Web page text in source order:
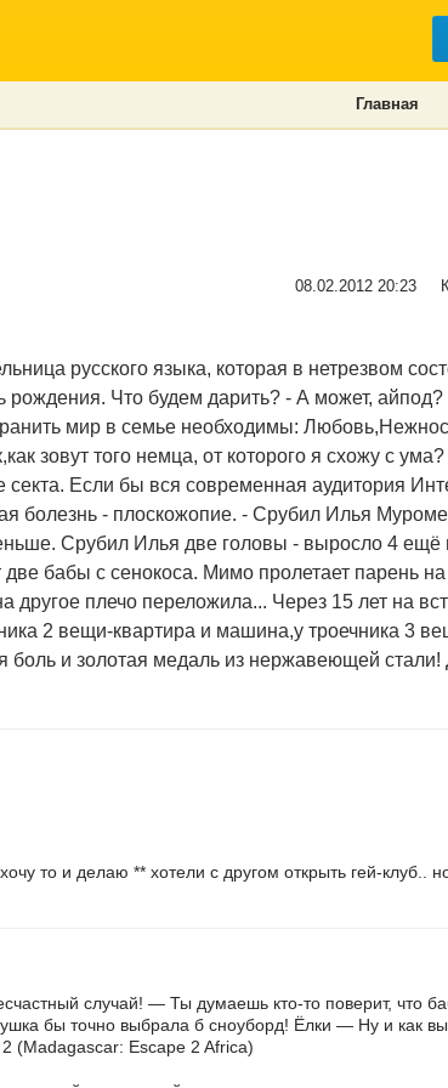
Главная
08.02.2012 20:23
русского языка, которая в нетрезвом
Что будем дарить? - А может,
мир в семье необходимы:
зовут того немца, от которого я схожу с
Если бы вся современная аудитория
болезнь - плоскожопие. - Срубил Илья
Срубил Илья две головы - выросло 4
бабы с сенокоса. Мимо пролетает парень на
плечо переложила... Через 15 лет на
2 вещи-квартира и машина,у троечника 3
боль и золотая медаль из нержавеющей
то и делаю ** хотели с другом открыть гей-клуб..
случай! — Ты думаешь кто-то поверит, что
бы точно выбрала б сноуборд! Ёлки — Ну и как
(Madagascar: Escape 2 Africa)